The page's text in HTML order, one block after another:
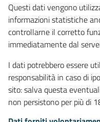
Questi dati vengono
informazioni statistiche
controllarne il corretto
immediatamente dal
I dati potrebbero essere
responsabilità in caso di
sito: salva questa
non persistono per più di